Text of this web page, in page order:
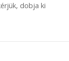
dobja ki